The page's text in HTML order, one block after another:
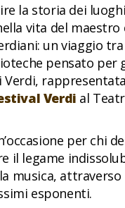
la storia dei
vita del maestro
un viaggio
pensato per
Verdi,
Verdi al
per chi
il legame
musica,
esponenti.